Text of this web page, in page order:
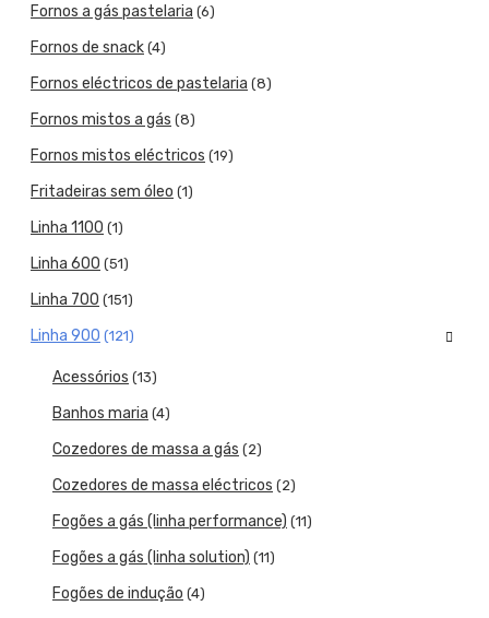
Fornos a gás pastelaria (6)
Fornos de snack (4)
Fornos eléctricos de pastelaria (8)
Fornos mistos a gás (8)
Fornos mistos eléctricos (19)
Fritadeiras sem óleo (1)
Linha 1100 (1)
Linha 600 (51)
Linha 700 (151)
Linha 900 (121)
Acessórios (13)
Banhos maria (4)
Cozedores de massa a gás (2)
Cozedores de massa eléctricos (2)
Fogões a gás (linha performance) (11)
Fogões a gás (linha solution) (11)
Fogões de indução (4)